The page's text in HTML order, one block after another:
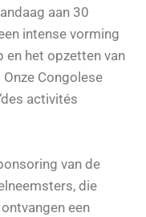
aan 30
intense vorming
en het opzetten van
Congolese
activités
van de
die
een